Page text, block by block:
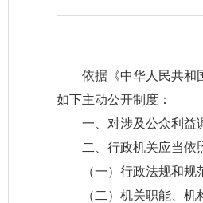
依据《中华人民共和
如下主动公开制度：
一、对涉及公众利益
二、行政机关应当依
（一）行政法规和规
（二）机关职能、